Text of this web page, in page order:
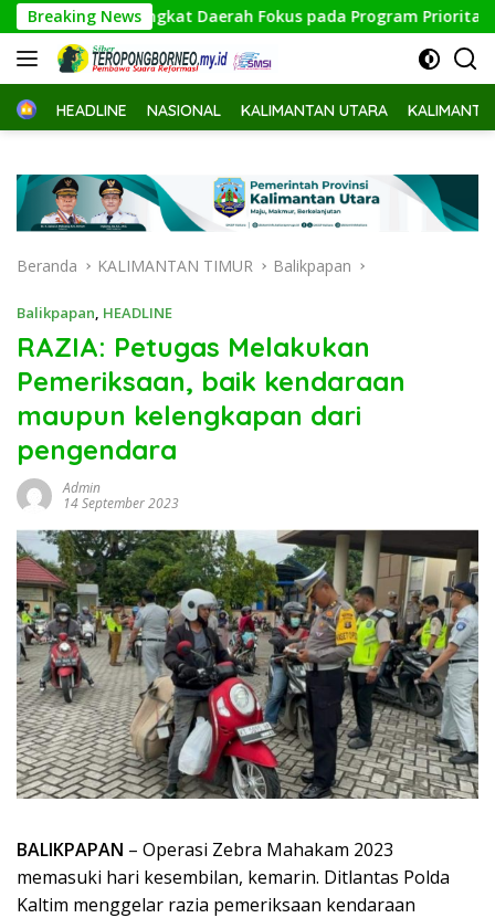
Langsung
ke
konten
Breaking NewsDaerah Fokus pada Program Prioritas
HomeHEADLINE NASIONAL KALIMANTAN UTARA
Beranda KALIMANTAN TIMUR Balikpapan
Balikpapan, HEADLINE
RAZIA: Petugas Melakukan
Pemeriksaan, baik kendaraan
maupun kelengkapan dari
pengendara
Admin
14 September 2023
BALIKPAPAN – Operasi Zebra Mahakam 2023
memasuki hari kesembilan, kemarin. Ditlantas Polda
Kaltim menggelar razia pemeriksaan kendaraan